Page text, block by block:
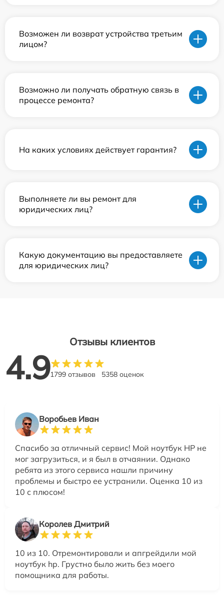
Возможен ли возврат устройства третьим
лицом?
Возможно ли получать обратную связь в
процессе ремонта?
На каких условиях действует гарантия?
Выполняете ли вы ремонт для
юридических лиц?
Какую документацию вы предоставляете
для юридических лиц?
Отзывы клиентов
4.91799 отзывов 5358 оценок
Воробьев Иван
Спасибо за отличный сервис! Мой ноутбук HP не
мог загрузиться, и я был в отчаянии. Однако
ребята из этого сервиса нашли причину
проблемы и быстро ее устранили. Оценка 10 из
10 с плюсом!
Королев Дмитрий
10 из 10. Отремонтировали и апгрейдили мой
ноутбук hp. Грустно было жить без моего
помощника для работы.